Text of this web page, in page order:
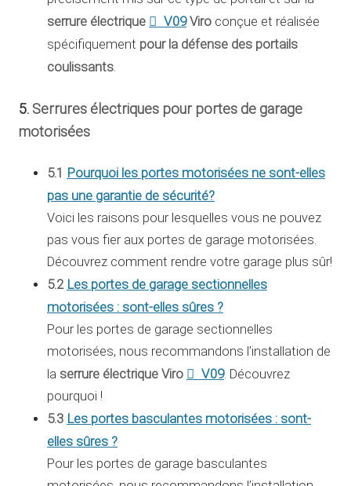
serrure électrique V09Viro conçue et réalisée
spécifiquement pour la défense des portails
coulissants.
5. Serrures électriques pour portes de garage
motorisées
5.1 Pourquoi les portes motorisées ne sont-elles
pas une garantie de sécurité?
Voici les raisons pour lesquelles vous ne pouvez
pas vous fier aux portes de garage motorisées.
Découvrez comment rendre votre garage plus sûr!
5.2 Les portes de garage sectionnelles
motorisées : sont-elles sûres ?
Pour les portes de garage sectionnelles
motorisées, nous recommandons l’installation de
la serrure électrique Viro V09. Découvrez
pourquoi !
5.3 Les portes basculantes motorisées : sont-
elles sûres ?
Pour les portes de garage basculantes